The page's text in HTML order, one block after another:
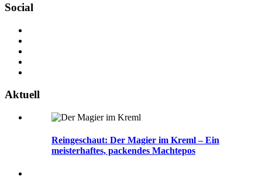
Social
Aktuell
Reingeschaut: Der Magier im Kreml – Ein
meisterhaftes, packendes Machtepos